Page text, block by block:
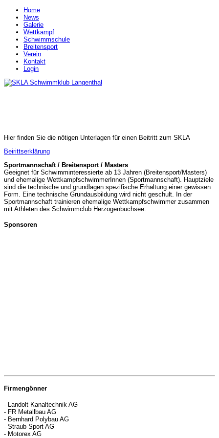
Home
News
Galerie
Wettkampf
Schwimmschule
Breitensport
Verein
Kontakt
Login
Hier finden Sie die nötigen Unterlagen für einen Beitritt zum SKLA
Beirittserklärung
Sportmannschaft / Breitensport / Masters
Geeignet für Schwimminteressierte ab 13 Jahren (Breitensport/Masters)
und ehemalige WettkampfschwimmerInnen (Sportmannschaft). Hauptziele
sind die technische und grundlagen spezifische Erhaltung einer gewissen
Form. Eine technische Grundausbildung wird nicht geschult. In der
Sportmannschaft trainieren ehemalige Wettkampfschwimmer zusammen
mit Athleten des Schwimmclub Herzogenbuchsee.
Sponsoren
Firmengönner
- Landolt Kanaltechnik AG
- FR Metallbau AG
- Bernhard Polybau AG
- Straub Sport AG
- Motorex AG